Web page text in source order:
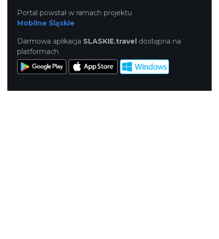
Portal powstał w ramach projektu
Mobilne Śląskie
Darmowa aplikacja SLASKIE.travel dostępna na
platformach